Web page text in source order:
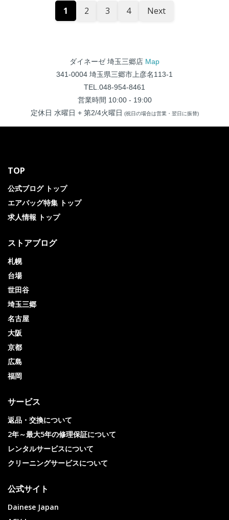
1 2 3 4 Next
ダイネーゼ 埼玉三郷店 Map
341-0004 埼玉県三郷市上彦名113-1
TEL.048-954-8461
営業時間 10:00 - 19:00
定休日 水曜日 + 第2/4火曜日 (祝日の場合は営業・翌日に振替)
TOP
公式ブログ トップ
エアバッグ特集 トップ
求人情報 トップ
ストアブログ
札幌
台場
世田谷
埼玉三郷
名古屋
大阪
京都
広島
福岡
サービス
返品・交換について
2年～最大5年の修理保証について
レンタルサービスについて
クリーニングサービスについて
公式サイト
Dainese Japan